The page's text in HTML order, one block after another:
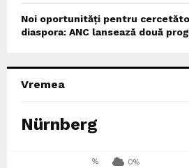
Noi oportunități pentru
diaspora: ANC lansează două
Vremea
Nürnberg
% 0%